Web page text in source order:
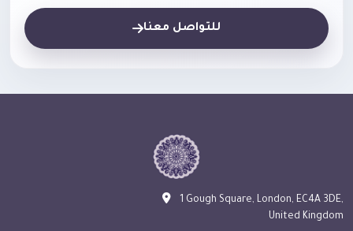
للتواصل معنا
1 Gough Square, London, EC4A 3DE,
United Kingdom